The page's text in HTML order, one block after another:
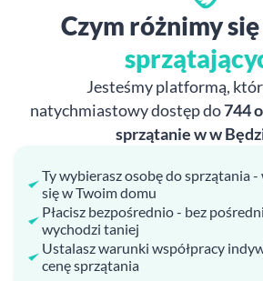
Czym różnimy
Jesteśmy platformą,
natychmiastowy dostęp do744
sprzątanie w w
Ty wybierasz osobę do sprzątania
się w Twoim domu
Płacisz bezpośrednio - bez
wychodzi taniej
Ustalasz warunki współpracy
cenę sprzątania